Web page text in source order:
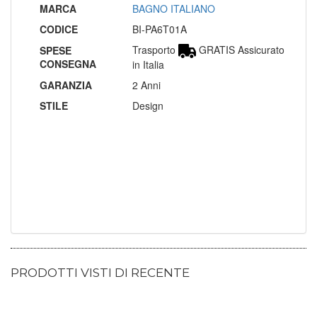
MARCA
BAGNO ITALIANO
CODICE
BI-PA6T01A
SPESE
CONSEGNA
Trasporto
GRATIS Assicurato
in Italia
GARANZIA
2 Anni
STILE
Design
PRODOTTI VISTI DI RECENTE